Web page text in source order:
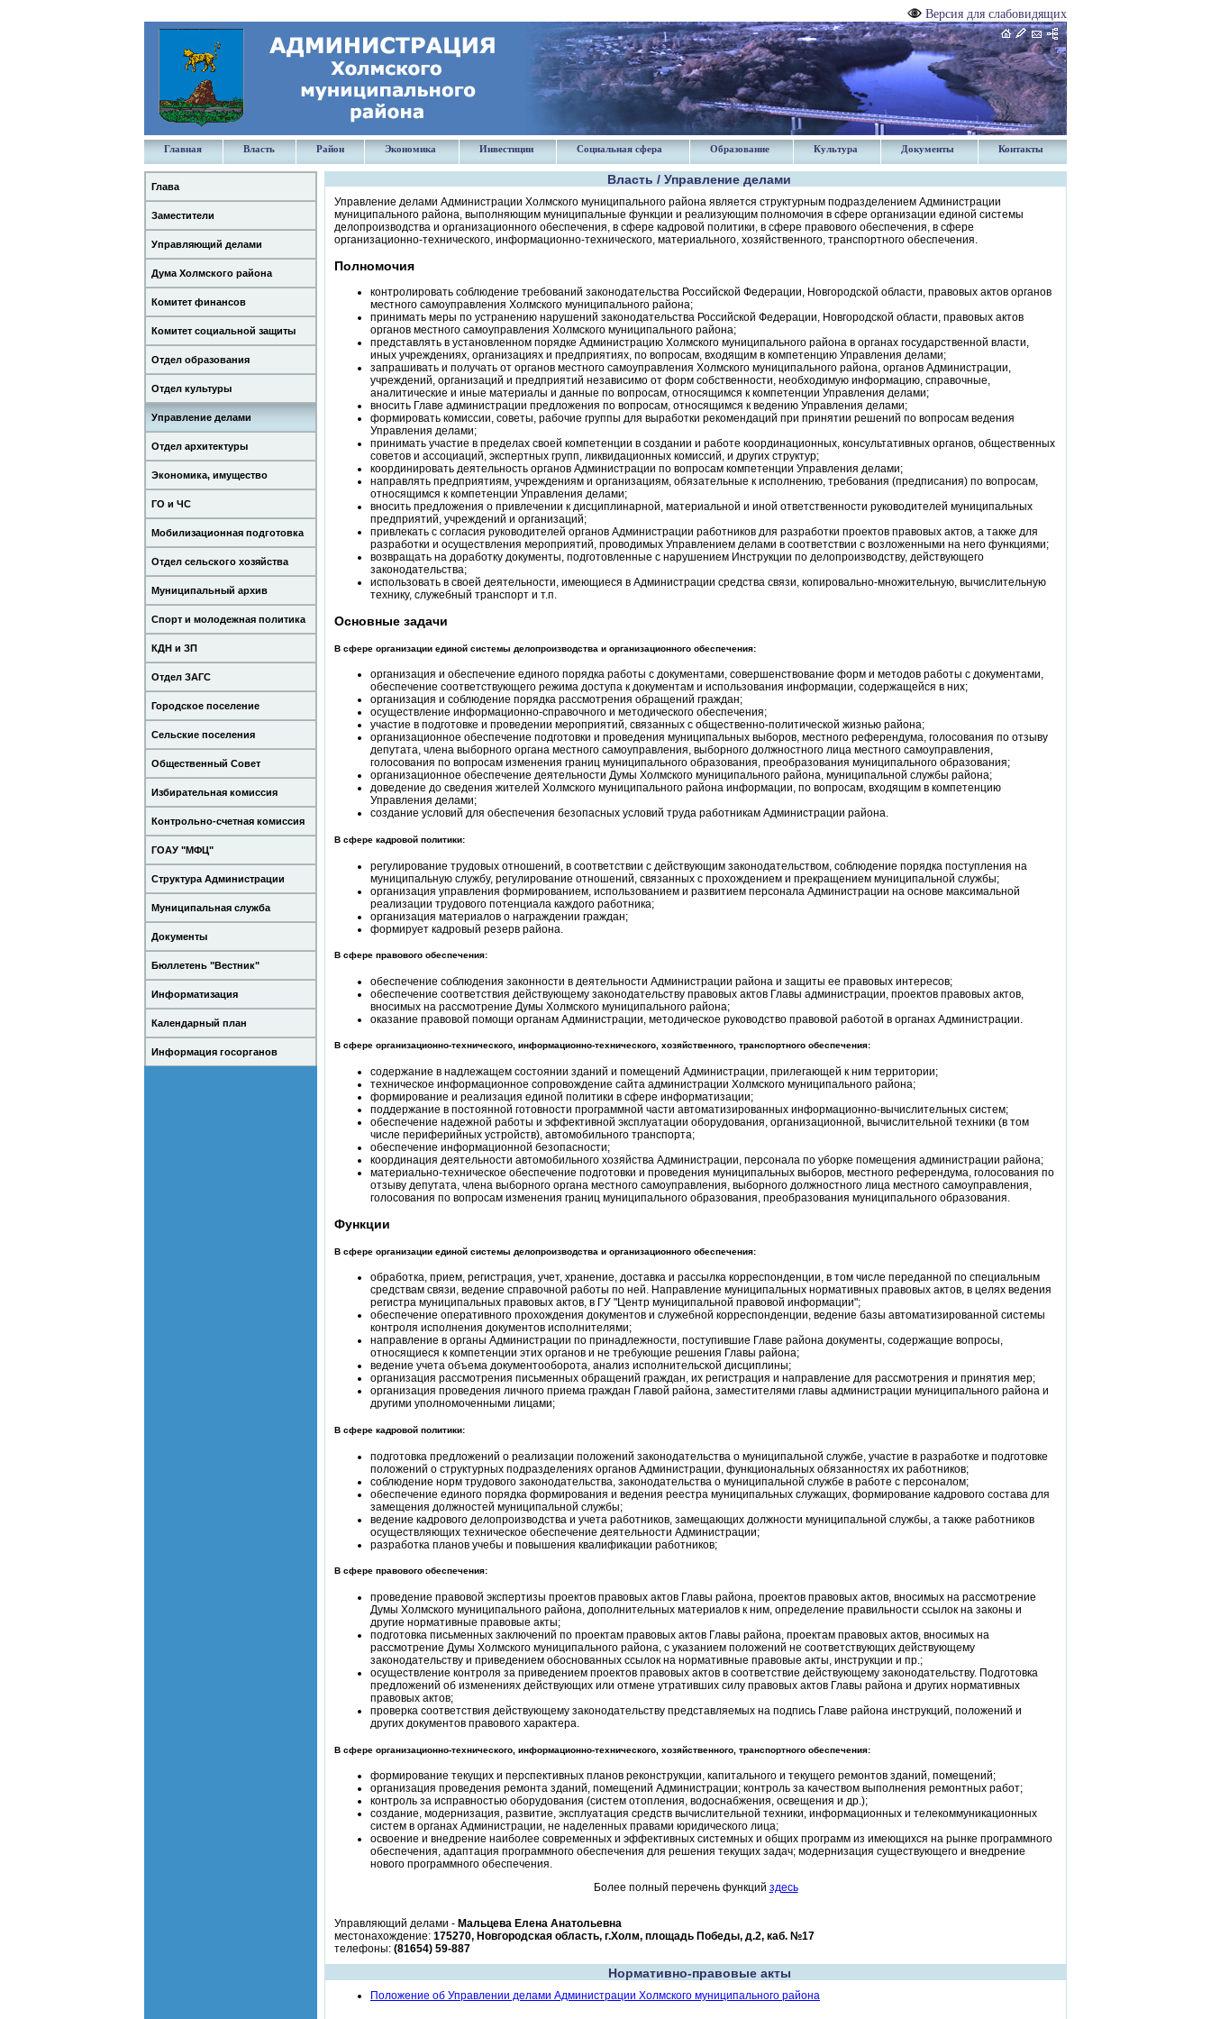
Версия для слабовидящих
Главная Власть Район Экономика Инвестиции Социальная сфера Образование Культура Документы Контакты
Глава
Заместители
Управляющий делами
Дума Холмского района
Комитет финансов
Комитет социальной защиты
Отдел образования
Отдел культуры
Управление делами
Отдел архитектуры
Экономика, имущество
ГО и ЧС
Мобилизационная подготовка
Отдел сельского хозяйства
Муниципальный архив
Спорт и молодежная политика
КДН и ЗП
Отдел ЗАГС
Городское поселение
Сельские поселения
Общественный Совет
Избирательная комиссия
Контрольно-счетная комиссия
ГОАУ "МФЦ"
Структура Администрации
Муниципальная служба
Документы
Бюллетень "Вестник"
Информатизация
Календарный план
Информация госорганов
Власть / Управление делами
Управление делами Администрации Холмского муниципального района является структурным подразделением Администрации
муниципального района, выполняющим муниципальные функции и реализующим полномочия в сфере организации единой системы
делопроизводства и организационного обеспечения, в сфере кадровой политики, в сфере правового обеспечения, в сфере
организационно-технического, информационно-технического, материального, хозяйственного, транспортного обеспечения.
Полномочия
контролировать соблюдение требований законодательства Российской Федерации, Новгородской области, правовых актов органов
местного самоуправления Холмского муниципального района;
принимать меры по устранению нарушений законодательства Российской Федерации, Новгородской области, правовых актов
органов местного самоуправления Холмского муниципального района;
представлять в установленном порядке Администрацию Холмского муниципального района в органах государственной власти,
иных учреждениях, организациях и предприятиях, по вопросам, входящим в компетенцию Управления делами;
запрашивать и получать от органов местного самоуправления Холмского муниципального района, органов Администрации,
учреждений, организаций и предприятий независимо от форм собственности, необходимую информацию, справочные,
аналитические и иные материалы и данные по вопросам, относящимся к компетенции Управления делами;
вносить Главе администрации предложения по вопросам, относящимся к ведению Управления делами;
формировать комиссии, советы, рабочие группы для выработки рекомендаций при принятии решений по вопросам ведения
Управления делами;
принимать участие в пределах своей компетенции в создании и работе координационных, консультативных органов, общественных
советов и ассоциаций, экспертных групп, ликвидационных комиссий, и других структур;
координировать деятельность органов Администрации по вопросам компетенции Управления делами;
направлять предприятиям, учреждениям и организациям, обязательные к исполнению, требования (предписания) по вопросам,
относящимся к компетенции Управления делами;
вносить предложения о привлечении к дисциплинарной, материальной и иной ответственности руководителей муниципальных
предприятий, учреждений и организаций;
привлекать с согласия руководителей органов Администрации работников для разработки проектов правовых актов, а также для
разработки и осуществления мероприятий, проводимых Управлением делами в соответствии с возложенными на него функциями;
возвращать на доработку документы, подготовленные с нарушением Инструкции по делопроизводству, действующего
законодательства;
использовать в своей деятельности, имеющиеся в Администрации средства связи, копировально-множительную, вычислительную
технику, служебный транспорт и т.п.
Основные задачи
В сфере организации единой системы делопроизводства и организационного обеспечения:
организация и обеспечение единого порядка работы с документами, совершенствование форм и методов работы с документами,
обеспечение соответствующего режима доступа к документам и использования информации, содержащейся в них;
организация и соблюдение порядка рассмотрения обращений граждан;
осуществление информационно-справочного и методического обеспечения;
участие в подготовке и проведении мероприятий, связанных с общественно-политической жизнью района;
организационное обеспечение подготовки и проведения муниципальных выборов, местного референдума, голосования по отзыву
депутата, члена выборного органа местного самоуправления, выборного должностного лица местного самоуправления,
голосования по вопросам изменения границ муниципального образования, преобразования муниципального образования;
организационное обеспечение деятельности Думы Холмского муниципального района, муниципальной службы района;
доведение до сведения жителей Холмского муниципального района информации, по вопросам, входящим в компетенцию
Управления делами;
создание условий для обеспечения безопасных условий труда работникам Администрации района.
В сфере кадровой политики:
регулирование трудовых отношений, в соответствии с действующим законодательством, соблюдение порядка поступления на
муниципальную службу, регулирование отношений, связанных с прохождением и прекращением муниципальной службы;
организация управления формированием, использованием и развитием персонала Администрации на основе максимальной
реализации трудового потенциала каждого работника;
организация материалов о награждении граждан;
формирует кадровый резерв района.
В сфере правового обеспечения:
обеспечение соблюдения законности в деятельности Администрации района и защиты ее правовых интересов;
обеспечение соответствия действующему законодательству правовых актов Главы администрации, проектов правовых актов,
вносимых на рассмотрение Думы Холмского муниципального района;
оказание правовой помощи органам Администрации, методическое руководство правовой работой в органах Администрации.
В сфере организационно-технического, информационно-технического, хозяйственного, транспортного обеспечения:
содержание в надлежащем состоянии зданий и помещений Администрации, прилегающей к ним территории;
техническое информационное сопровождение сайта администрации Холмского муниципального района;
формирование и реализация единой политики в сфере информатизации;
поддержание в постоянной готовности программной части автоматизированных информационно-вычислительных систем;
обеспечение надежной работы и эффективной эксплуатации оборудования, организационной, вычислительной техники (в том
числе периферийных устройств), автомобильного транспорта;
обеспечение информационной безопасности;
координация деятельности автомобильного хозяйства Администрации, персонала по уборке помещения администрации района;
материально-техническое обеспечение подготовки и проведения муниципальных выборов, местного референдума, голосования по
отзыву депутата, члена выборного органа местного самоуправления, выборного должностного лица местного самоуправления,
голосования по вопросам изменения границ муниципального образования, преобразования муниципального образования.
Функции
В сфере организации единой системы делопроизводства и организационного обеспечения:
обработка, прием, регистрация, учет, хранение, доставка и рассылка корреспонденции, в том числе переданной по специальным
средствам связи, ведение справочной работы по ней. Направление муниципальных нормативных правовых актов, в целях ведения
регистра муниципальных правовых актов, в ГУ "Центр муниципальной правовой информации";
обеспечение оперативного прохождения документов и служебной корреспонденции, ведение базы автоматизированной системы
контроля исполнения документов исполнителями;
направление в органы Администрации по принадлежности, поступившие Главе района документы, содержащие вопросы,
относящиеся к компетенции этих органов и не требующие решения Главы района;
ведение учета объема документооборота, анализ исполнительской дисциплины;
организация рассмотрения письменных обращений граждан, их регистрация и направление для рассмотрения и принятия мер;
организация проведения личного приема граждан Главой района, заместителями главы администрации муниципального района и
другими уполномоченными лицами;
В сфере кадровой политики:
подготовка предложений о реализации положений законодательства о муниципальной службе, участие в разработке и подготовке
положений о структурных подразделениях органов Администрации, функциональных обязанностях их работников;
соблюдение норм трудового законодательства, законодательства о муниципальной службе в работе с персоналом;
обеспечение единого порядка формирования и ведения реестра муниципальных служащих, формирование кадрового состава для
замещения должностей муниципальной службы;
ведение кадрового делопроизводства и учета работников, замещающих должности муниципальной службы, а также работников
осуществляющих техническое обеспечение деятельности Администрации;
разработка планов учебы и повышения квалификации работников;
В сфере правового обеспечения:
проведение правовой экспертизы проектов правовых актов Главы района, проектов правовых актов, вносимых на рассмотрение
Думы Холмского муниципального района, дополнительных материалов к ним, определение правильности ссылок на законы и
другие нормативные правовые акты;
подготовка письменных заключений по проектам правовых актов Главы района, проектам правовых актов, вносимых на
рассмотрение Думы Холмского муниципального района, с указанием положений не соответствующих действующему
законодательству и приведением обоснованных ссылок на нормативные правовые акты, инструкции и пр.;
осуществление контроля за приведением проектов правовых актов в соответствие действующему законодательству. Подготовка
предложений об изменениях действующих или отмене утративших силу правовых актов Главы района и других нормативных
правовых актов;
проверка соответствия действующему законодательству представляемых на подпись Главе района инструкций, положений и
других документов правового характера.
В сфере организационно-технического, информационно-технического, хозяйственного, транспортного обеспечения:
формирование текущих и перспективных планов реконструкции, капитального и текущего ремонтов зданий, помещений;
организация проведения ремонта зданий, помещений Администрации; контроль за качеством выполнения ремонтных работ;
контроль за исправностью оборудования (систем отопления, водоснабжения, освещения и др.);
создание, модернизация, развитие, эксплуатация средств вычислительной техники, информационных и телекоммуникационных
систем в органах Администрации, не наделенных правами юридического лица;
освоение и внедрение наиболее современных и эффективных системных и общих программ из имеющихся на рынке программного
обеспечения, адаптация программного обеспечения для решения текущих задач; модернизация существующего и внедрение
нового программного обеспечения.
Более полный перечень функций здесь
Управляющий делами - Мальцева Елена Анатольевна
местонахождение: 175270, Новгородская область, г.Холм, площадь Победы, д.2, каб. №17
телефоны: (81654) 59-887
Нормативно-правовые акты
Положение об Управлении делами Администрации Холмского муниципального района